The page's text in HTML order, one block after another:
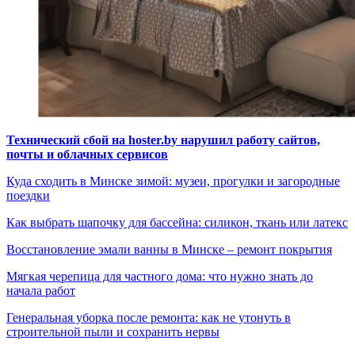
Технический сбой на hoster.by нарушил работу сайтов,
почты и облачных сервисов
Куда сходить в Минске зимой: музеи, прогулки и загородные
поездки
Как выбрать шапочку для бассейна: силикон, ткань или латекс
Восстановление эмали ванны в Минске – ремонт покрытия
Мягкая черепица для частного дома: что нужно знать до
начала работ
Генеральная уборка после ремонта: как не утонуть в
строительной пыли и сохранить нервы